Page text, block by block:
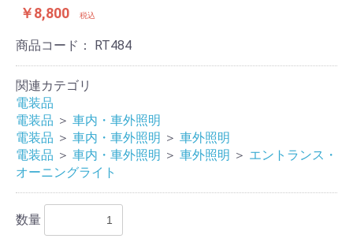
￥8,800 税込
商品コード： RT484
関連カテゴリ
電装品
電装品 ＞ 車内・車外照明
電装品 ＞ 車内・車外照明 ＞ 車外照明
電装品 ＞ 車内・車外照明 ＞ 車外照明 ＞ エントランス・
オーニングライト
数量
お買い物を続ける カートへ進む